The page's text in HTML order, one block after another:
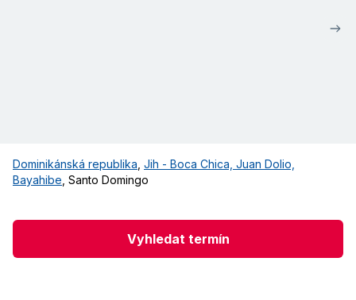
Dominikánská republika Jih - Boca Chica, Juan Dolio,
Bayahibe Santo Domingo
Vyhledat termín